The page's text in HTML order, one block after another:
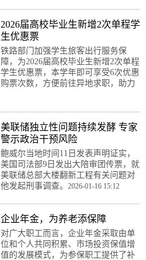
2026届高校毕业生新增2次单程学
生优惠票
铁路部门加强学生旅客出行服务保
障，为2026届高校毕业生新增2次单程
学生优惠票，本学年即可享受6次优惠
购票次数，方便前往异地求职，助力
美联储独立性问题持续发酵 专家
警示政治干预风险
鲍威尔当地时间11日发表声明证实，
美国司法部9日发出大陪审团传票，就
美联储总部大楼翻新工程有关问题对
他发起刑事调查。 2026-01-16 15:12
企业年金，为养老添保障
对广大职工而言，企业年金采取由单
位和个人共同积累、市场投资保值增
值的发展模式，为参保职工提供了补